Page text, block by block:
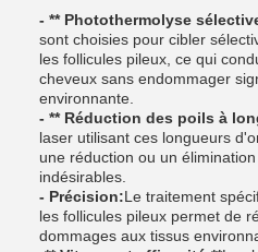
- ** Photothermolyse
sont choisies pour cibler
les follicules pileux, ce qui
cheveux sans endommager
environnante.
- ** Réduction des poils à
laser utilisant ces longueurs
une réduction ou un
indésirables.
- Précision:Le traitement
les follicules pileux permet de
dommages aux tissus